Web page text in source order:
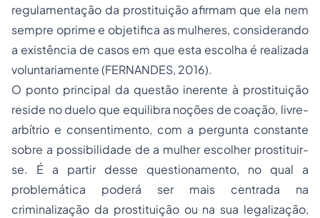
regulamentação da prostituição afirmam que ela nem
sempre oprime e objetifica as mulheres, considerando
a existência de casos em que esta escolha é realizada
voluntariamente (FERNANDES, 2016).
O ponto principal da questão inerente à prostituição
reside no duelo que equilibra noções de coação, livre-
arbítrio e consentimento, com a pergunta constante
sobre a possibilidade de a mulher escolher prostituir-
se. É a partir desse questionamento, no qual a
problemática poderá ser mais centrada na
criminalização da prostituição ou na sua legalização,